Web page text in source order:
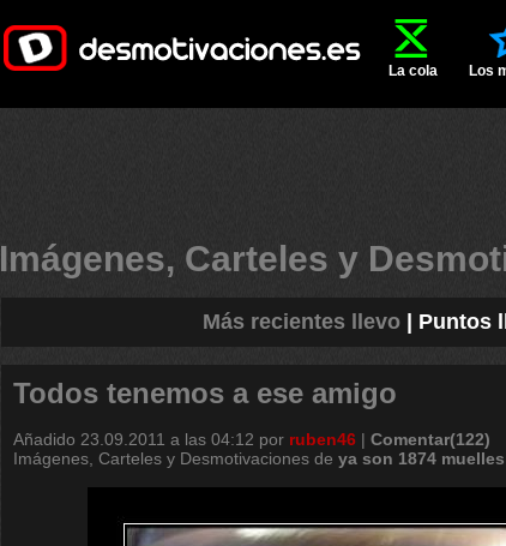
La cola Los
Imágenes, Carteles y
Más recientes llevo Puntos
Todos tenemos a ese amigo
Añadido 23.09.2011 a las 04:12 por ruben46 | Comentar(122)
Imágenes, Carteles y Desmotivaciones de ya son 1874 muelles